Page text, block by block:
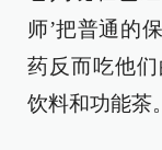
师’把普通的
药反而吃他
饮料和功能茶